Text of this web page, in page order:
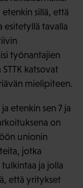
sillä, että
esitetyllä tavalla
työnantajien
katsovat
mielipiteen.
etenkin sen 7 ja
on
unionin
jotka
ja jolla
että yritykset